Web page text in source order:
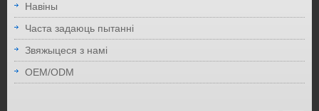
Навіны
Часта задаюць пытанні
Звяжыцеся з намі
OEM/ODM